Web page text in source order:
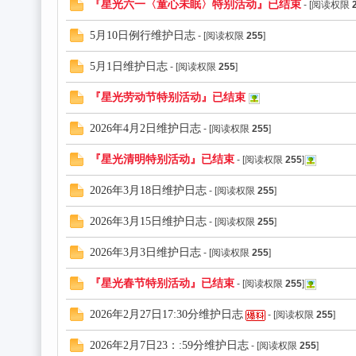
『星光六一〈童心未眠〉特别活动』已结束 - [阅读权限
5月10日例行维护日志 - [阅读权限 255]
5月1日维护日志 - [阅读权限 255]
『星光劳动节特别活动』已结束
2026年4月2日维护日志 - [阅读权限 255]
『星光清明特别活动』已结束 - [阅读权限 255]
2026年3月18日维护日志 - [阅读权限 255]
2026年3月15日维护日志 - [阅读权限 255]
2026年3月3日维护日志 - [阅读权限 255]
『星光春节特别活动』已结束 - [阅读权限 255]
2026年2月27日17:30分维护日志 - [阅读权限 255]
2026年2月7日23：:59分维护日志 - [阅读权限 255]